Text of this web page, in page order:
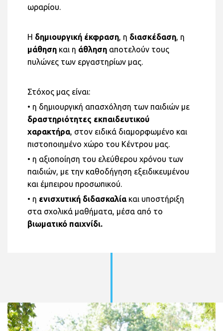
ωραρίου.
Η δημιουργική έκφραση, η διασκέδαση, η
μάθηση και η άθληση αποτελούν τους
πυλώνες των εργαστηρίων μας.
Στόχος μας είναι:
• η δημιουργική απασχόληση των παιδιών με
δραστηριότητες εκπαιδευτικού
χαρακτήρα, στον ειδικά διαμορφωμένο και
πιστοποιημένο χώρο του Κέντρου μας.
• η αξιοποίηση του ελεύθερου χρόνου των
παιδιών, με την καθοδήγηση εξειδικευμένου
και έμπειρου προσωπικού.
• η ενισχυτική διδασκαλίακαι υποστήριξη
στα σχολικά μαθήματα, μέσα από το
βιωματικό παιχνίδι.